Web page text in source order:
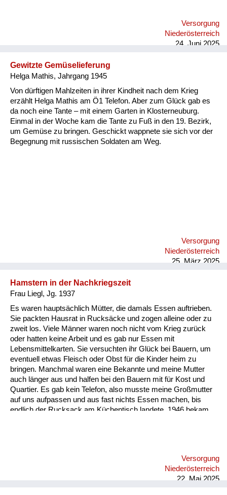
dann war es besser. Aber jetzt im Alter ist es wieder da ist,
Versorgung
Niederösterreich
24. Juni 2025
Gewitzte Gemüselieferung
Helga Mathis, Jahrgang 1945
Von dürftigen Mahlzeiten in ihrer Kindheit nach dem Krieg
erzählt Helga Mathis am Ö1 Telefon. Aber zum Glück gab es
da noch eine Tante – mit einem Garten in Klosterneuburg.
Einmal in der Woche kam die Tante zu Fuß in den 19. Bezirk,
um Gemüse zu bringen. Geschickt wappnete sie sich vor der
Begegnung mit russischen Soldaten am Weg.
Versorgung
Niederösterreich
25. März 2025
Hamstern in der Nachkriegszeit
Frau Liegl, Jg. 1937
Es waren hauptsächlich Mütter, die damals Essen auftrieben.
Sie packten Hausrat in Rucksäcke und zogen alleine oder zu
zweit los. Viele Männer waren noch nicht vom Krieg zurück
oder hatten keine Arbeit und es gab nur Essen mit
Lebensmittelkarten. Sie versuchten ihr Glück bei Bauern, um
eventuell etwas Fleisch oder Obst für die Kinder heim zu
bringen. Manchmal waren eine Bekannte und meine Mutter
auch länger aus und halfen bei den Bauern mit für Kost und
Quartier. Es gab kein Telefon, also musste meine Großmutter
auf uns aufpassen und aus fast nichts Essen machen, bis
endlich der Rucksack am Küchentisch landete. 1946 bekam
und besuchte die dritte Klasse Volksschule, obwohl der
Aufenthalt über die Volkshilfe nur sechs Wochen galt. Die
Versorgung
Niederösterreich
22. Mai 2025